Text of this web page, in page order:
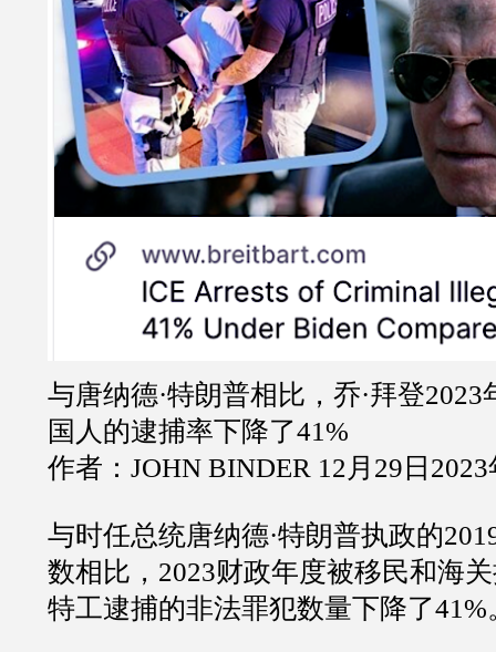
与唐纳德·特朗普相比，乔·拜登
国人的逮捕率下降了41%
作者：JOHN BINDER 12月29日2023
与时任总统唐纳德·特朗普执政的
数相比，2023财政年度被移民和海
特工逮捕的非法罪犯数量下降了41%